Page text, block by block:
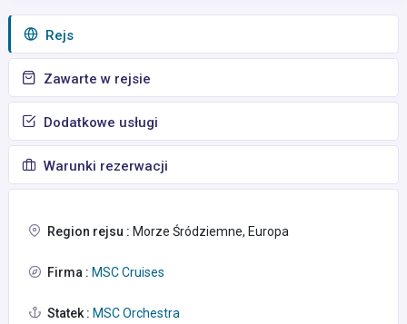
Rejs
Zawarte w rejsie
Dodatkowe usługi
Warunki rezerwacji
Region rejsu : Morze Śródziemne, Europa
Firma : MSC Cruises
Statek : MSC Orchestra